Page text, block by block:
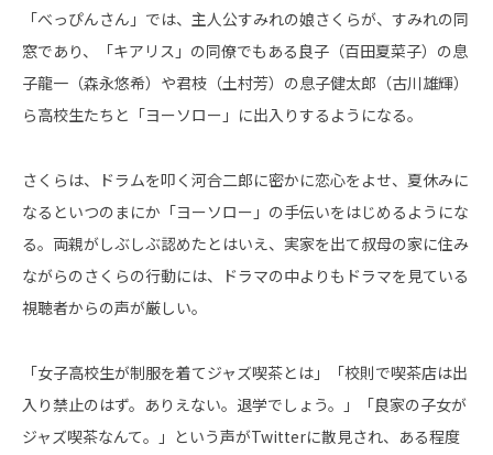
「べっぴんさん」では、主人公すみれの娘さくらが、すみれの同
窓であり、「キアリス」の同僚でもある良子（百田夏菜子）の息
子龍一（森永悠希）や君枝（土村芳）の息子健太郎（古川雄輝）
ら高校生たちと「ヨーソロー」に出入りするようになる。
さくらは、ドラムを叩く河合二郎に密かに恋心をよせ、夏休みに
なるといつのまにか「ヨーソロー」の手伝いをはじめるようにな
る。両親がしぶしぶ認めたとはいえ、実家を出て叔母の家に住み
ながらのさくらの行動には、ドラマの中よりもドラマを見ている
視聴者からの声が厳しい。
「女子高校生が制服を着てジャズ喫茶とは」「校則で喫茶店は出
入り禁止のはず。ありえない。退学でしょう。」「良家の子女が
ジャズ喫茶なんて。」という声がTwitterに散見され、ある程度